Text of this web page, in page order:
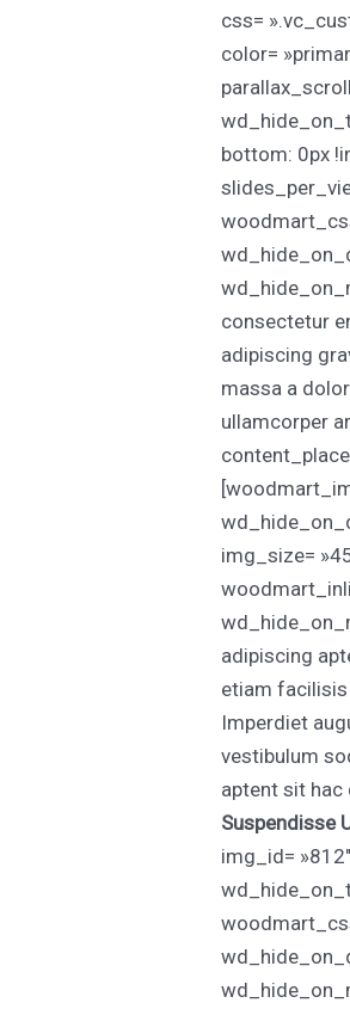
css=
color=
bottom: 0px
consectetur
adipiscing
massa a
ullamcorper
img_size=
adipiscing
etiam
Imperdiet
vestibulum
aptent sit hac
Suspendisse
img_id=